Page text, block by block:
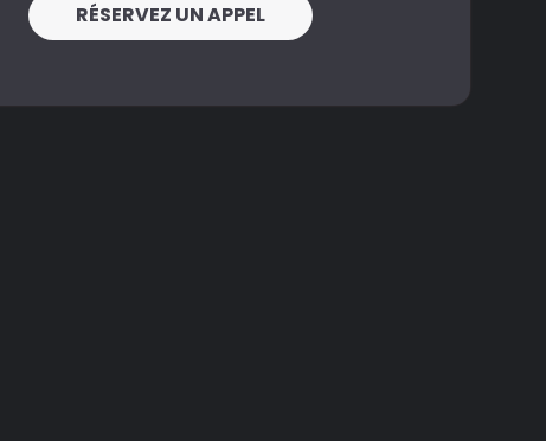
RÉSERVEZ UN APPEL